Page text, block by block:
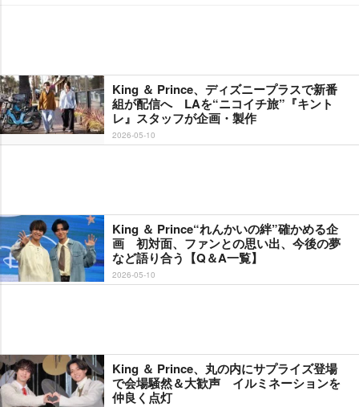
King ＆ Prince、ディズニープラスで新番
組が配信へ LAを“ニコイチ旅”『キント
レ』スタッフが企画・製作
2026-05-10
King ＆ Prince“れんかいの絆”確かめる企
画 初対面、ファンとの思い出、今後の夢
など語り合う【Q＆A一覧】
2026-05-10
King ＆ Prince、丸の内にサプライズ登場
で会場騒然＆大歓声 イルミネーションを
仲良く点灯